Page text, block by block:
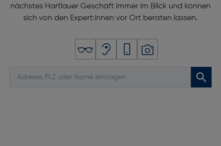
nächstes Hartlauer Geschäft immer im Blick und können
sich von den Expert:innen vor Ort beraten lassen.